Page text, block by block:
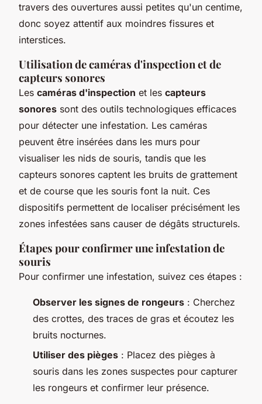
travers des ouvertures aussi petites qu'un centime,
donc soyez attentif aux moindres fissures et
interstices.
Utilisation de caméras d'inspection et de
capteurs sonores
Les caméras d'inspection et les capteurs
sonores sont des outils technologiques efficaces
pour détecter une infestation. Les caméras
peuvent être insérées dans les murs pour
visualiser les nids de souris, tandis que les
capteurs sonores captent les bruits de grattement
et de course que les souris font la nuit. Ces
dispositifs permettent de localiser précisément les
zones infestées sans causer de dégâts structurels.
Étapes pour confirmer une infestation de
souris
Pour confirmer une infestation, suivez ces étapes :
Observer les signes de rongeurs : Cherchez
des crottes, des traces de gras et écoutez les
bruits nocturnes.
Utiliser des pièges : Placez des pièges à
souris dans les zones suspectes pour capturer
les rongeurs et confirmer leur présence.